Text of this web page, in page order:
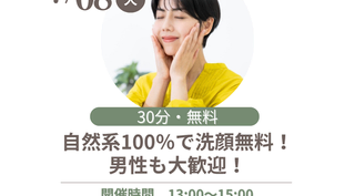
📍 場所：Lab & Village Cafe ハートレ
イ 入口横スペース
🕘 時間：9:00頃〜お昼くらいまで（出
入り自由）
📅 日時：開催時に次回日程を相談し
て決定
💰 参加費：300円＋ドリンク代
🌼 見学・お問い合わせ：店頭 または
Instagram（主催：うたろはうす）